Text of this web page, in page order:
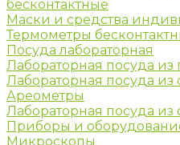
бесконтактные
Маски и средства
Термометры
Посуда лабораторная
Лабораторная посуда из
Лабораторная посуда из
Ареометры
Лабораторная посуда
Приборы и
Микроскопы